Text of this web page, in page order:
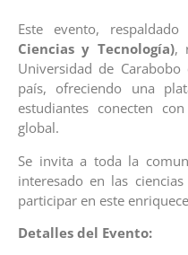
Este evento,
Ciencias y Tecnología),
Universidad de
país, ofreciendo una
estudiantes conecten
global.
Se invita a toda la
interesado en las
participar en este
Detalles del Evento: